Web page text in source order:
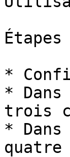
*
*
trois
*